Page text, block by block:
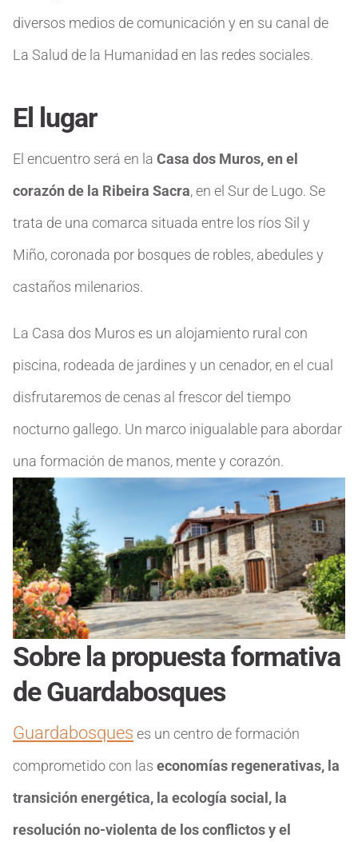
diversos medios de comunicación y en su canal de
La Salud de la Humanidad en las redes sociales.
El ugar
El encuentro será en la Casa dos Muros, en el
corazón de la Ribeira Sacra, en el Sur de Lugo. Se
trata de una comarca situada entre los ríos Sil y
Miño, coronada por bosques de robles, abedules y
castaños milenarios.
La Casa dos Muros es un alojamiento rural con
piscina, rodeada de jardines y un cenador, en el cual
disfrutaremos de cenas al frescor del tiempo
nocturno gallego. Un marco inigualable para abordar
una formación de manos, mente y corazón.
Sobre la propuesta formativa
de Guardabosques
Guardabosques es un centro de formación
comprometido con las economías regenerativas, la
transición energética, la ecología social, la
resolución no-violenta de los conflictos y el